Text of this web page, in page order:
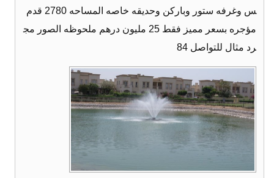
س وغرفه ستور وباركن وحديقه خاصه المساحه 2780 قدم
مؤجره بسعر مميز فقط 25 مليون درهم ملحوظه الصور مج
رد مثال للتواصل 84